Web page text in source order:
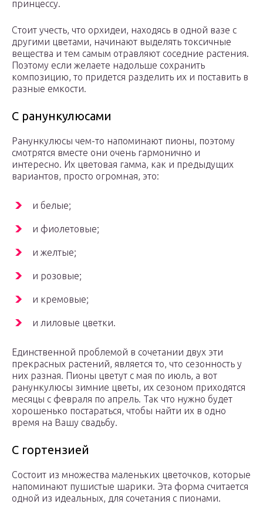
принцессу.
Стоит учесть, что орхидеи, находясь в одной вазе с
другими цветами, начинают выделять токсичные
вещества и тем самым отравляют соседние растения.
Поэтому если желаете надольше сохранить
композицию, то придется разделить их и поставить в
разные емкости.
С ранункулюсами
Ранункулюсы чем-то напоминают пионы, поэтому
смотрятся вместе они очень гармонично и
интересно. Их цветовая гамма, как и предыдущих
вариантов, просто огромная, это:
и белые;
и фиолетовые;
и желтые;
и розовые;
и кремовые;
и лиловые цветки.
Единственной проблемой в сочетании двух эти
прекрасных растений, является то, что сезонность у
них разная. Пионы цветут с мая по июль, а вот
ранункулюсы зимние цветы, их сезоном приходятся
месяцы с февраля по апрель. Так что нужно будет
хорошенько постараться, чтобы найти их в одно
время на Вашу свадьбу.
С гортензией
Состоит из множества маленьких цветочков, которые
напоминают пушистые шарики. Эта форма считается
одной из идеальных, для сочетания с пионами.